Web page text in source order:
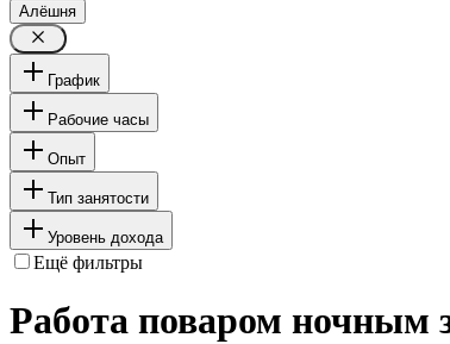
Алёшня
График
Рабочие часы
Опыт
Тип занятости
Уровень дохода
Ещё фильтры
Работа поваром ночным